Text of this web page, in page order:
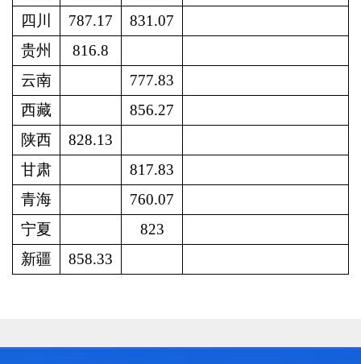
四川
787.17
831.07
贵州
816.8
云南
777.83
西藏
856.27
陕西
828.13
甘肃
817.83
青海
760.07
宁夏
823
新疆
858.33